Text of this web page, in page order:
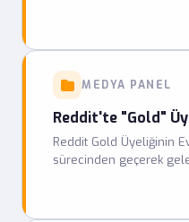
MEDYA PANEL
Reddit'te "Gold"
Reddit Gold Üyeliğinin
sürecinden geçerek